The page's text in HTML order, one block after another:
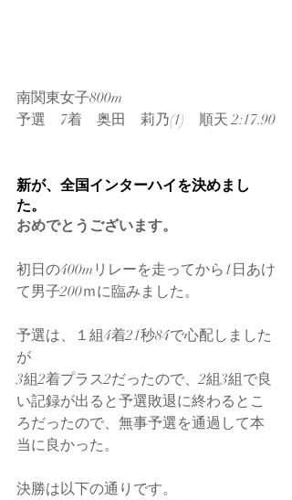
南関東女子800m
予選　7着　奥田　莉乃(1)　順天 2:17.90
新が、全国インターハイを決めまし
た。
おめでとうございます。
初日の400mリレーを走ってから1日あけ
て男子200ｍに臨みました。
予選は、１組4着21秒84で心配しました
が
3組2着プラス2だったので、2組3組で良
い記録が出ると予選敗退に終わるとこ
ろだったので、無事予選を通過して本
当に良かった。
決勝は以下の通りです。